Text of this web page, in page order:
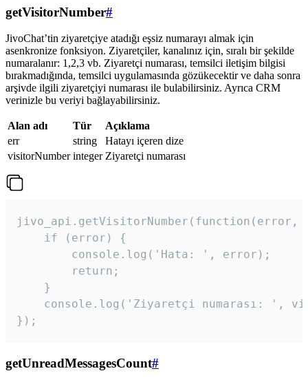
getVisitorNumber#
JivoChat’tin ziyaretçiye atadığı eşsiz numarayı almak için
asenkronize fonksiyon. Ziyaretçiler, kanalınız için, sıralı bir şekilde
numaralanır: 1,2,3 vb. Ziyaretçi numarası, temsilci iletişim bilgisi
bırakmadığında, temsilci uygulamasında gözükecektir ve daha sonra
arşivde ilgili ziyaretçiyi numarası ile bulabilirsiniz. Ayrıca CRM
verinizle bu veriyi bağlayabilirsiniz.
Alan adı Tür
Açıklama
err
string
Hatayı içeren dize
visitorNumber integer Ziyaretçi numarası
jivo_api.getVisitorNumber(function(error,
    if (error) {
        console.log('Hata: ', error);
        return;
    }
console.log('Ziyaretçi numarası: ',
});
getUnreadMessagesCount#